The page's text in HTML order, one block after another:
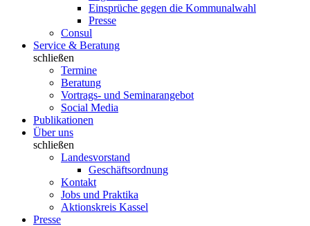
Einsprüche gegen die Kommunalwahl
Presse
Consul
Service & Beratung
schließen
Termine
Beratung
Vortrags- und Seminarangebot
Social Media
Publikationen
Über uns
schließen
Landesvorstand
Geschäftsordnung
Kontakt
Jobs und Praktika
Aktionskreis Kassel
Presse